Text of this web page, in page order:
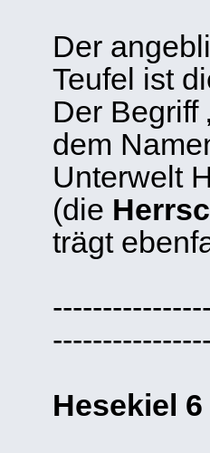
Der
Teufel ist
Der Begriff
dem
Unterwelt
(die
trägt
Hesekiel 6